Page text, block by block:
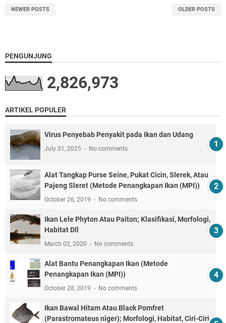
NEWER POSTS OLDER POSTS
PENGUNJUNG
2,826,973
ARTIKEL POPULER
Virus Penyebab Penyakit pada Ikan dan Udang
July 31, 2025 No comments
Alat Tangkap Purse Seine, Pukat Cicin, Slerek, Atau
Pajeng Sleret (Metode Penangkapan Ikan (MPI))
October 26, 2019 No comments
Ikan Lele Phyton Atau Paiton; Klasifikasi, Morfologi,
Habitat Dll
March 02, 2020 No comments
Alat Bantu Penangkapan Ikan (Metode
Penangkapan Ikan (MPI))
October 28, 2019 No comments
Ikan Bawal Hitam Atau Black Pomfret
(Parastromateus niger); Morfologi, Habitat, Ciri-Ciri,